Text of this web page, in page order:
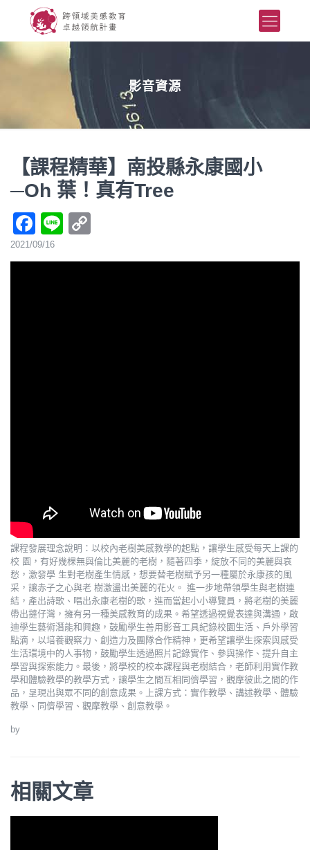
影音資源
【課程精華】南投縣永康國小
─Oh 葉！真有Tree
Facebook
Line
2021/09/16
課程發展理念說明：以校內老樹美感教學的起點，讓學生感受每天上課的
校 園，有好幾棵無與倫比美麗的老樹，隨著四季，綻放不同的美麗與哀
愁，激發學 生對老樹產生情感，想要替老樹賦予另一種屬於永康孩的風
采，讓赤子之心與老 樹激盪出美麗的花火。 進一步地帶領學生與老樹連
結，產出詩歌、唱出永康老樹的歌，進而當起小小導覽員，將老樹的美麗
帶出撻仔灣，擁有另一種美感教育的成果。希望透過視覺表達與溝通，啟
迪學生藝術潛能和興趣，鼓勵學生善用影音工具紀錄校園生活、戶外學習
點滴，以培養觀察力、創造力及團隊合作精神，更希望讓學生探索與感受
生活環境中的人事物，鼓勵學生透過照片記錄實作、參與操作、提升自主
學習與探索能力。最後，將學校的校本課程與老樹結合，老師利用實作教
學和體驗教學的教學方式，讓學生之間互相同儕學習，觀摩彼此之間的作
品，呈現出與眾不同的創意成果。上課方式：實作教學、講述教學、體驗
教學、同儕學習、觀摩教學、創意教學。
by
相關文章